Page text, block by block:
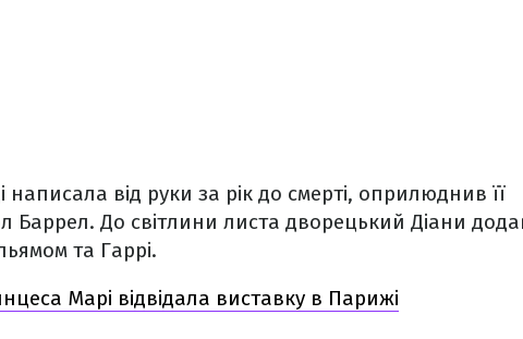
написала від руки за рік до смерті, оприлюднив її
Баррел. До світлини листа дворецький Діани
та Гаррі.
Марі відвідала виставку в Парижі